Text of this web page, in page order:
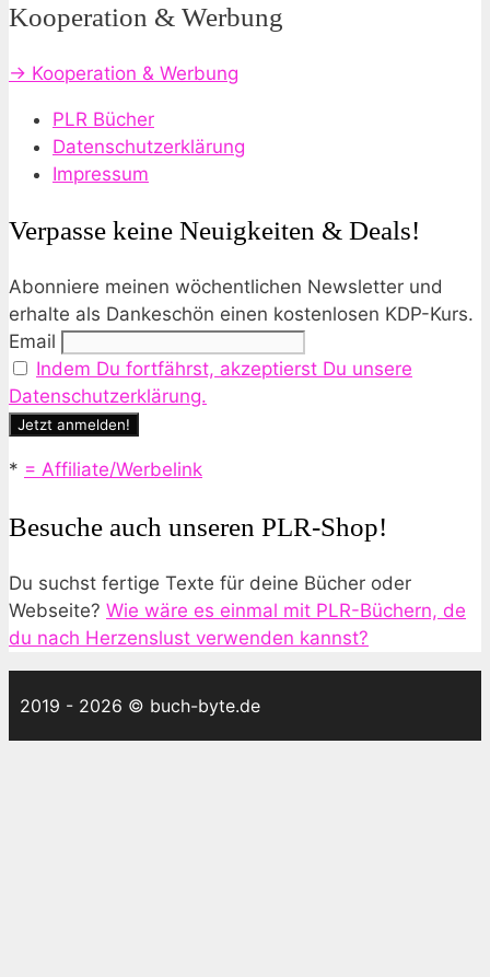
Kooperation & Werbung
→ Kooperation & Werbung
PLR Bücher
Datenschutzerklärung
Impressum
Verpasse keine Neuigkeiten & Deals!
Abonniere meinen wöchentlichen Newsletter und
erhalte als Dankeschön einen kostenlosen KDP-Kurs.
Email
Indem Du fortfährst, akzeptierst Du unsere
Datenschutzerklärung.
* = Affiliate/Werbelink
Besuche auch unseren PLR-Shop!
Du suchst fertige Texte für deine Bücher oder
Webseite? Wie wäre es einmal mit PLR-Büchern, de
du nach Herzenslust verwenden kannst?
2019 - 2026 © buch-byte.de